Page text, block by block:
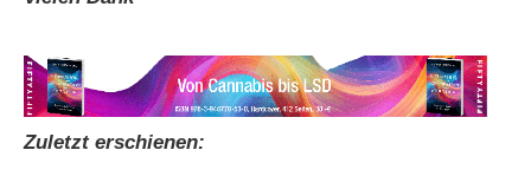
Zuletzt erschienen: